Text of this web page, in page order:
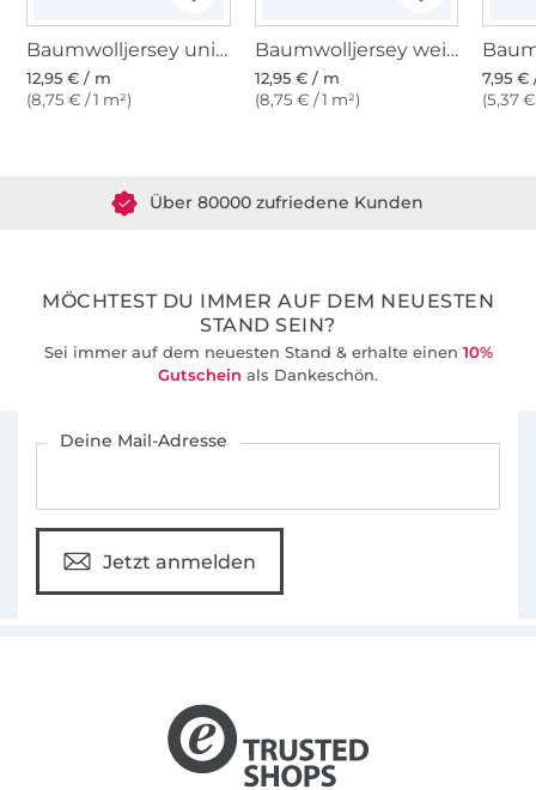
Baumwolljersey uni, schwarz
12,95 € / m
(8,75 € / 1 m²)
Baumwolljersey weiß
12,95 € / m
(8,75 € / 1 m²)
7,95 €
(5,37
MÖCHTEST DU IMMER AUF DEM NEUESTEN
STAND SEIN?
Sei immer auf dem neuesten Stand & erhalte einen 10%
Gutschein als Dankeschön.
Deine Mail-Adresse
Jetzt anmelden